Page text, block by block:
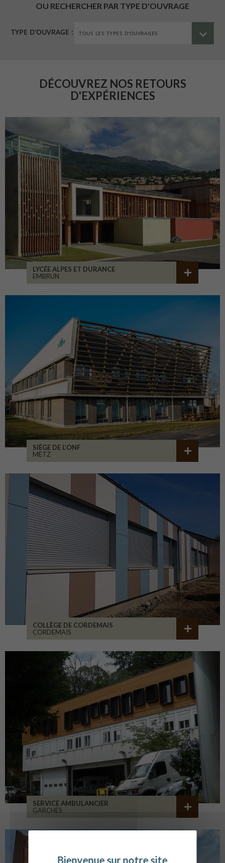
OU RECHERCHER PAR TYPE D'OUVRAGE
TYPE D'OUVRAGE :
DÉCOUVREZ NOS RETOURS
D'EXPÉRIENCES
LYCÉE ALPES ET DURANCE
EMBRUN
SIÈGE DE L’ONF
METZ
COLLÈGE DE CORDEMAIS
CORDEMAIS
SERVICE AMBULANCIER
GARCHES